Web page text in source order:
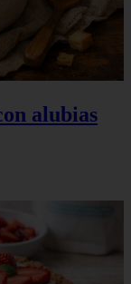
alubias